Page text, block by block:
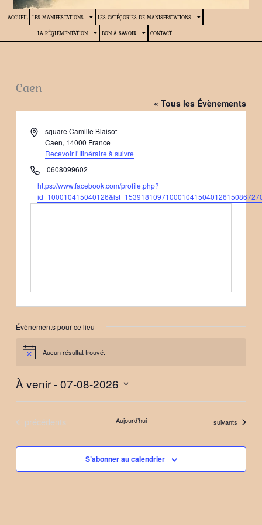
ACCUEIL LES MANIFESTATIONS LES CATÉGORIES DE MANISFESTATIONS
LA RÉGLEMENTATION BON À SAVOIR CONTACT
Caen
« Tous les Évènements
Adressesquare Camille Blaisot
Caen, 14000 France
Recevoir l’Itinéraire à suivre
Téléphone0608099602
Site
web
https://www.facebook.com/profile.php?
Évènements pour ce lieu
Notice Aucun résultat trouvé.
À venir - 07-08-2026
Sélectionnez
date.Évènements
précédents Aujourd’hui Évènements
suivants
S’abonner au calendrier